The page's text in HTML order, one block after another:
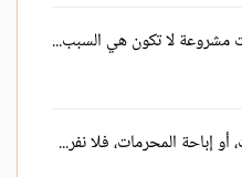
(77) غالب الأدعية التي ليست مشروعة لا تكون هي السبب في حصول المطلوب
(76) أما استحباب المكروهات، أو إباحة المحرمات، فلا نفرق بين العفو عن الفاعل والمغفرة له